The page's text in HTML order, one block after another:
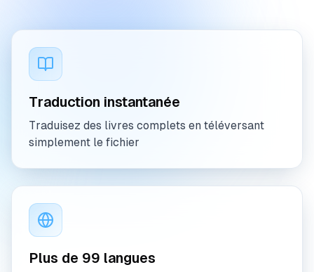
Traduction instantanée
Traduisez des livres complets en téléversant
simplement le fichier
Plus de 99 langues